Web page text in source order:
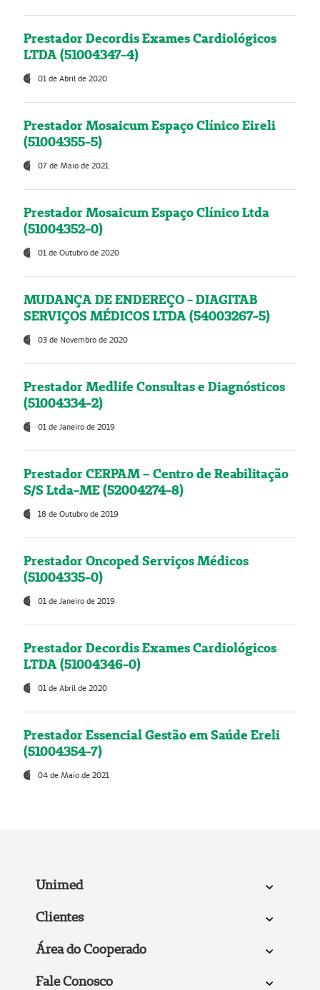
Prestador Decordis Exames Cardiológicos
LTDA (51004347-4)
01 de Abril de 2020
Prestador Mosaicum Espaço Clínico Eireli
(51004355-5)
07 de Maio de 2021
Prestador Mosaicum Espaço Clínico Ltda
(51004352-0)
01 de Outubro de 2020
MUDANÇA DE ENDEREÇO - DIAGITAB
SERVIÇOS MÉDICOS LTDA (54003267-5)
03 de Novembro de 2020
Prestador Medlife Consultas e Diagnósticos
(51004334-2)
01 de Janeiro de 2019
Prestador CERPAM – Centro de Reabilitação
S/S Ltda-ME (52004274-8)
18 de Outubro de 2019
Prestador Oncoped Serviços Médicos
(51004335-0)
01 de Janeiro de 2019
Prestador Decordis Exames Cardiológicos
LTDA (51004346-0)
01 de Abril de 2020
Prestador Essencial Gestão em Saúde Ereli
(51004354-7)
04 de Maio de 2021
Unimed
Clientes
Área do Cooperado
Fale Conosco